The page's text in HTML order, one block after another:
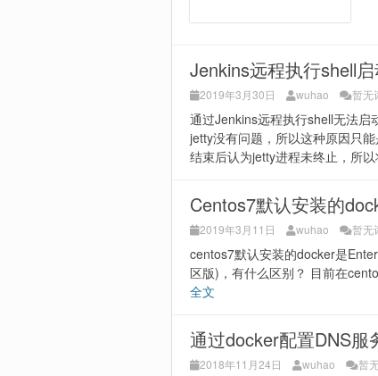
Jenkins远程执行shell
2019年3月30日 wuhao 暂无
通过Jenkins远程执行shell无法启
jetty没有问题，所以这种原因只
结束后认为jetty进程未终止，所
Centos7默认安装的
2019年3月11日 wuhao 暂无
centos7默认安装的docker是
区版)，有什么区别？ 目前在
全文
通过docker配置DNS服
2018年11月24日 wuhao 暂